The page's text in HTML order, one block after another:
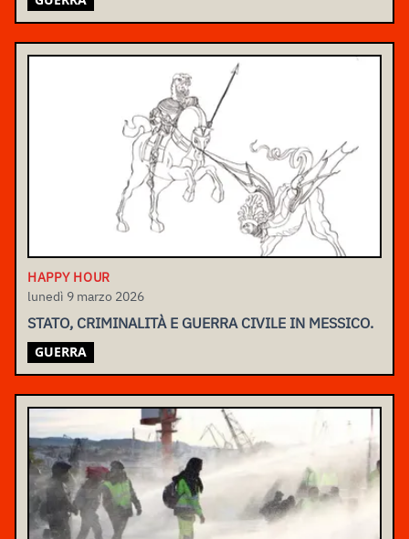
HAPPY HOUR
lunedì 9 marzo 2026
STATO, CRIMINALITÀ E GUERRA CIVILE IN MESSICO.
GUERRA